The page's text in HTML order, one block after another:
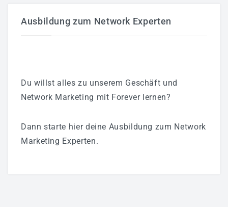
Ausbildung zum Network Experten
Du willst alles zu unserem Geschäft und
Network Marketing mit Forever lernen?
Dann starte hier deine Ausbildung zum Network
Marketing Experten.